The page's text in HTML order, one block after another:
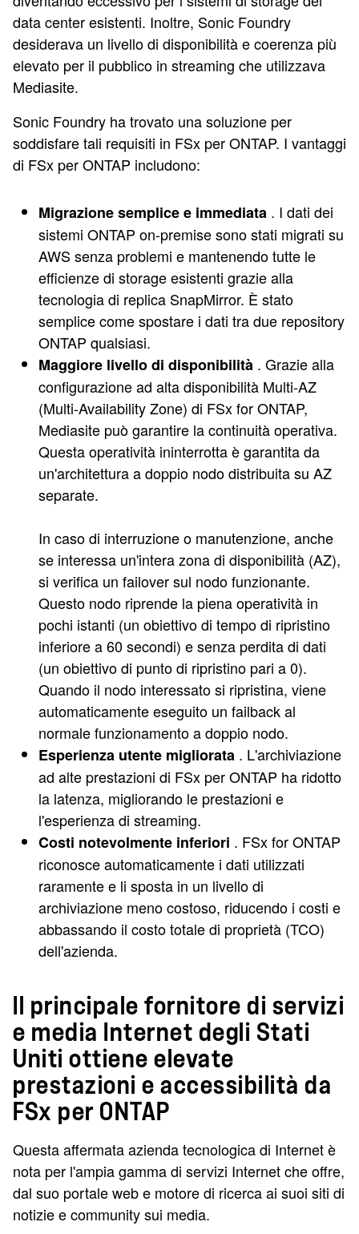
data center esistenti. Inoltre, Sonic Foundry
desiderava un livello di disponibilità e coerenza più
elevato per il pubblico in streaming che utilizzava
Mediasite.
Sonic Foundry ha trovato una soluzione per
soddisfare tali requisiti in FSx per ONTAP. I vantaggi
di FSx per ONTAP includono:
Migrazione semplice e immediata . I dati dei
sistemi ONTAP on-premise sono stati migrati su
AWS senza problemi e mantenendo tutte le
efficienze di storage esistenti grazie alla
tecnologia di replica SnapMirror. È stato
semplice come spostare i dati tra due repository
ONTAP qualsiasi.
Maggiore livello di disponibilità . Grazie alla
configurazione ad alta disponibilità Multi-AZ
(Multi-Availability Zone) di FSx for ONTAP,
Mediasite può garantire la continuità operativa.
Questa operatività ininterrotta è garantita da
un'architettura a doppio nodo distribuita su AZ
separate.
In caso di interruzione o manutenzione, anche
se interessa un'intera zona di disponibilità (AZ),
si verifica un failover sul nodo funzionante.
Questo nodo riprende la piena operatività in
pochi istanti (un obiettivo di tempo di ripristino
inferiore a 60 secondi) e senza perdita di dati
(un obiettivo di punto di ripristino pari a 0).
Quando il nodo interessato si ripristina, viene
automaticamente eseguito un failback al
normale funzionamento a doppio nodo.
Esperienza utente migliorata . L'archiviazione
ad alte prestazioni di FSx per ONTAP ha ridotto
la latenza, migliorando le prestazioni e
l'esperienza di streaming.
Costi notevolmente inferiori . FSx for ONTAP
riconosce automaticamente i dati utilizzati
raramente e li sposta in un livello di
archiviazione meno costoso, riducendo i costi e
abbassando il costo totale di proprietà (TCO)
dell'azienda.
Il principale fornitore di servizi
e media Internet degli Stati
Uniti ottiene elevate
prestazioni e accessibilità da
FSx per ONTAP
Questa affermata azienda tecnologica di Internet è
nota per l'ampia gamma di servizi Internet che offre,
dal suo portale web e motore di ricerca ai suoi siti di
notizie e community sui media.